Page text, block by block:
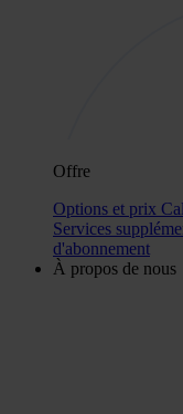
Offre
Options et prix
Services
d'abonnement
À propos de nous